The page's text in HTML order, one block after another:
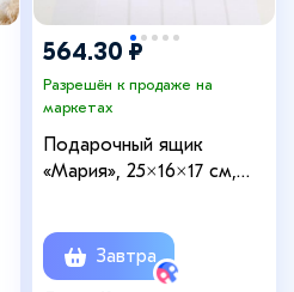
564.30 ₽
Разрешён к продаже на
маркетах
Подарочный ящик
«Мария», 25×16×17 см,
Завтра